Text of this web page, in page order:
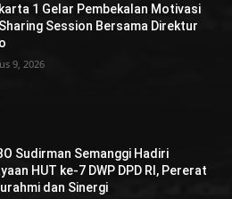
1 Gelar Pembekalan Motivasi
Session Bersama Direktur
9, 2026
Sudirman Semanggi Hadiri
HUT ke-7 DWP DPD RI, Pererat
dan Sinergi